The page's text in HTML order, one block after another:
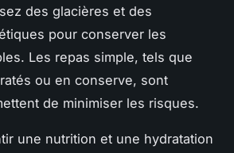
des glacières et des
pour conserver les
Les repas simple, tels que
ou en conserve, sont
de minimiser les risques.
une nutrition et une hydratation